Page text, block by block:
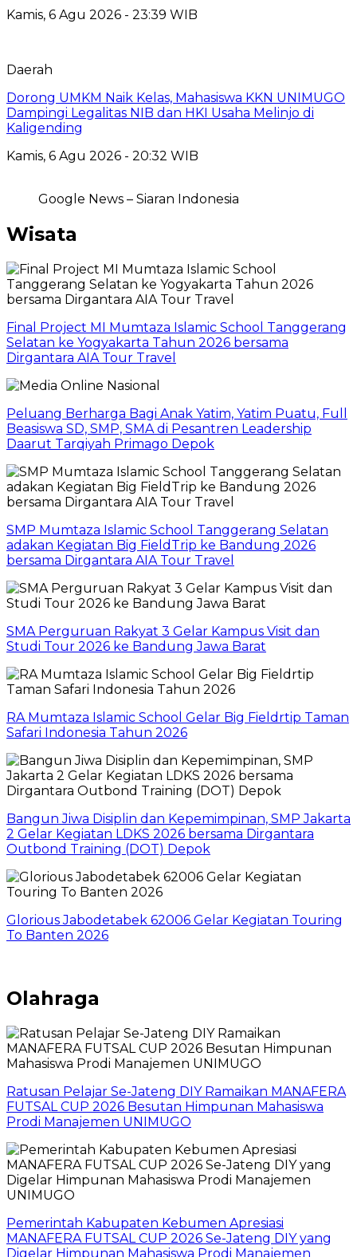
Kamis, 6 Agu 2026 - 23:39 WIB
Daerah
Dorong UMKM Naik Kelas, Mahasiswa KKN UNIMUGO
Dampingi Legalitas NIB dan HKI Usaha Melinjo di
Kaligending
Kamis, 6 Agu 2026 - 20:32 WIB
Google News – Siaran Indonesia
Wisata
Final Project MI Mumtaza Islamic School Tanggerang
Selatan ke Yogyakarta Tahun 2026 bersama
Dirgantara AIA Tour Travel
Peluang Berharga Bagi Anak Yatim, Yatim Puatu, Full
Beasiswa SD, SMP, SMA di Pesantren Leadership
Daarut Tarqiyah Primago Depok
SMP Mumtaza Islamic School Tanggerang Selatan
adakan Kegiatan Big FieldTrip ke Bandung 2026
bersama Dirgantara AIA Tour Travel
SMA Perguruan Rakyat 3 Gelar Kampus Visit dan
Studi Tour 2026 ke Bandung Jawa Barat
RA Mumtaza Islamic School Gelar Big Fieldrtip Taman
Safari Indonesia Tahun 2026
Bangun Jiwa Disiplin dan Kepemimpinan, SMP Jakarta
2 Gelar Kegiatan LDKS 2026 bersama Dirgantara
Outbond Training (DOT) Depok
Glorious Jabodetabek 62006 Gelar Kegiatan Touring
To Banten 2026
Olahraga
Ratusan Pelajar Se-Jateng DIY Ramaikan MANAFERA
FUTSAL CUP 2026 Besutan Himpunan Mahasiswa
Prodi Manajemen UNIMUGO
Pemerintah Kabupaten Kebumen Apresiasi
MANAFERA FUTSAL CUP 2026 Se-Jateng DIY yang
Digelar Himpunan Mahasiswa Prodi Manajemen